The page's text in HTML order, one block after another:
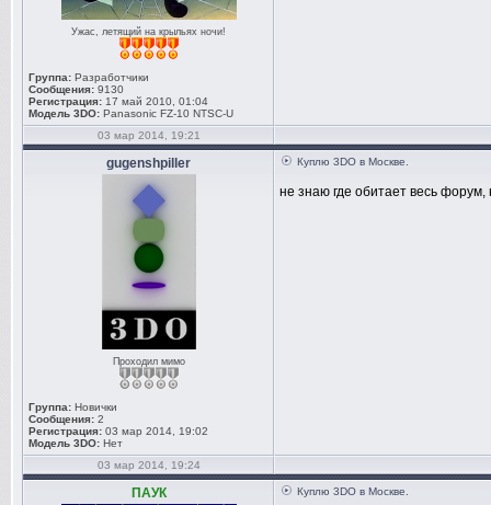
Ужас, летящий на крыльях ночи!
Группа: Разработчики
Сообщения: 9130
Регистрация: 17 май 2010, 01:04
Модель 3DO: Panasonic FZ-10 NTSC-U
03 мар 2014, 19:21
gugenshpiller
Проходил мимо
Группа: Новички
Сообщения: 2
Регистрация: 03 мар 2014, 19:02
Модель 3DO: Нет
Куплю 3DO в Москве.
не знаю где обитает весь
03 мар 2014, 19:24
ПАУК Куплю 3DO в Москве.